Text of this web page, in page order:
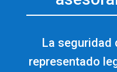
La seguridad
representado